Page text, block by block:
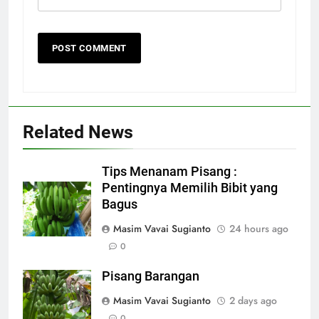
Related News
Tips Menanam Pisang :
Pentingnya Memilih Bibit yang
Bagus
Masim Vavai Sugianto
24 hours ago
0
Pisang Barangan
Masim Vavai Sugianto
2 days ago